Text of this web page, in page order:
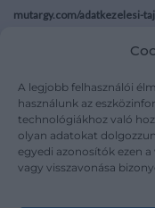
A legjobb felhasználói
használunk az
technológiákhoz való
olyan adatokat
egyedi azonosítók ezen
vagy visszavonása
mutargy.com/adatkezelesi-
Médiaajánlat
Karrier
Kapcsolat